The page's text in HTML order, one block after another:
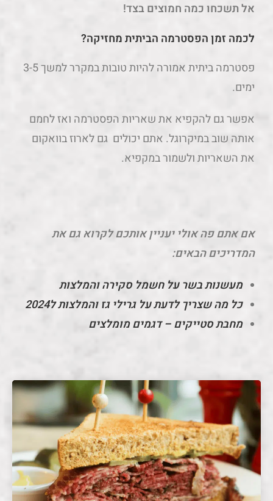
אל תשכחו כמה חמוצים בצד!
לכמה זמן הפסטרמה הביתית מחזיקה?
פסטרמה ביתית אמורה להיות טובות במקרר למשך 3-5
ימים.
אפשר גם להקפיא את שאריות הפסטרמה ואז לחמם
אותה שוב במיקרוגל. אתם יכולים גם לארוז בוואקום
את השאריות ולשמור במקפיא.
אם אתם פה אולי יעניין אותכם לקרוא גם את
המדריכים הבאים:
מעשנות בשר על חשמל סקירה והמלצות
כל מה שצריך לדעת על גרילי גז והמלצות ל2024
מחבת סטייקים – דגמים מומלצים